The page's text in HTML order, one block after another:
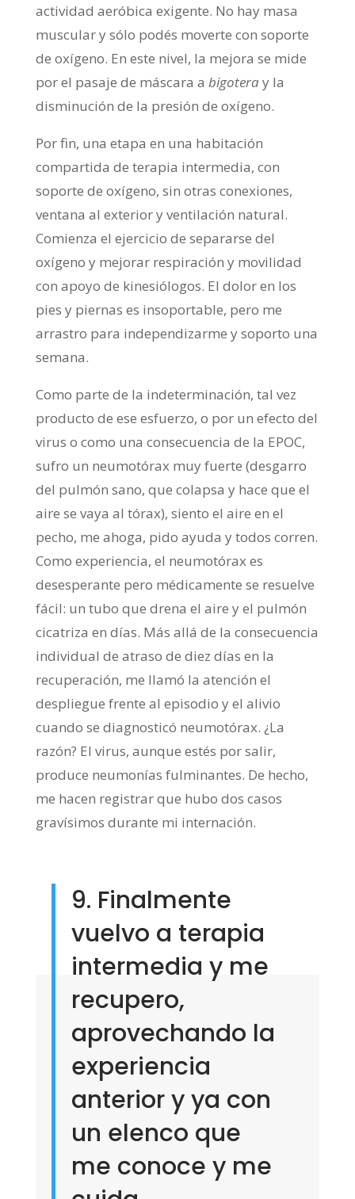
actividad aeróbica exigente. No hay masa
muscular y sólo podés moverte con soporte
de oxígeno. En este nivel, la mejora se mide
por el pasaje de máscara a bigoteray la
disminución de la presión de oxígeno.
Por fin, una etapa en una habitación
compartida de terapia intermedia, con
soporte de oxígeno, sin otras conexiones,
ventana al exterior y ventilación natural.
Comienza el ejercicio de separarse del
oxígeno y mejorar respiración y movilidad
con apoyo de kinesiólogos. El dolor en los
pies y piernas es insoportable, pero me
arrastro para independizarme y soporto una
semana.
Como parte de la indeterminación, tal vez
producto de ese esfuerzo, o por un efecto del
virus o como una consecuencia de la EPOC,
sufro un neumotórax muy fuerte (desgarro
del pulmón sano, que colapsa y hace que el
aire se vaya al tórax), siento el aire en el
pecho, me ahoga, pido ayuda y todos corren.
Como experiencia, el neumotórax es
desesperante pero médicamente se resuelve
fácil: un tubo que drena el aire y el pulmón
cicatriza en días. Más allá de la consecuencia
individual de atraso de diez días en la
recuperación, me llamó la atención el
despliegue frente al episodio y el alivio
cuando se diagnosticó neumotórax. ¿La
razón? El virus, aunque estés por salir,
produce neumonías fulminantes. De hecho,
me hacen registrar que hubo dos casos
gravísimos durante mi internación.
9. Finalmente
vuelvo a terapia
intermedia y me
recupero,
aprovechando la
experiencia
anterior y ya con
un elenco que
me conoce y me